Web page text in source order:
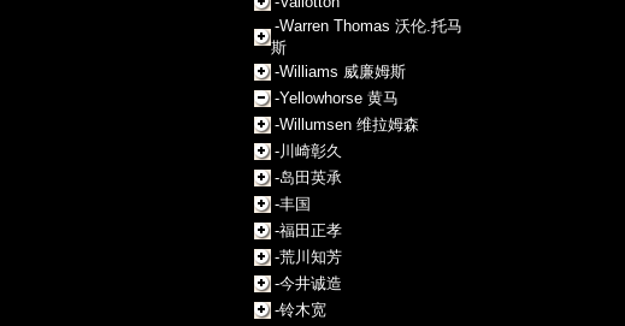
-Warren Thomas 沃伦.托马
斯
-Williams 威廉姆斯
-Yellowhorse 黄马
-Willumsen 维拉姆森
-川崎彰久
-岛田英承
-丰国
-福田正孝
-荒川知芳
-今井诚造
-铃木宽